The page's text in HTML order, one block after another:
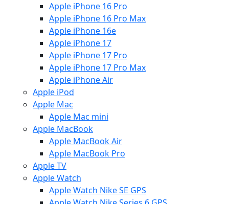
Apple iPhone 16 Pro
Apple iPhone 16 Pro Max
Apple iPhone 16e
Apple iPhone 17
Apple iPhone 17 Pro
Apple iPhone 17 Pro Max
Apple iPhone Air
Apple iPod
Apple Mac
Apple Mac mini
Apple MacBook
Apple MacBook Air
Apple MacBook Pro
Apple TV
Apple Watch
Apple Watch Nike SE GPS